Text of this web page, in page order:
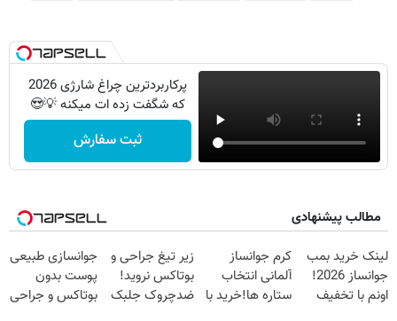
پرکاربردترین چراغ شارژی 2026
که شگفت زده ات میکنه 💡😍
ثبت سفارش
مطالب پیشنهادی
لینک خرید بمب
جوانساز 2026!
اونم با تخفیف
کرم جوانساز
آلمانی انتخاب
ستاره ها!خرید با
زیر تیغ جراحی و
بوتاکس نروید!
ضدچروک جلبک
جوانسازی طبیعی
پوست بدون
بوتاکس و جراحی